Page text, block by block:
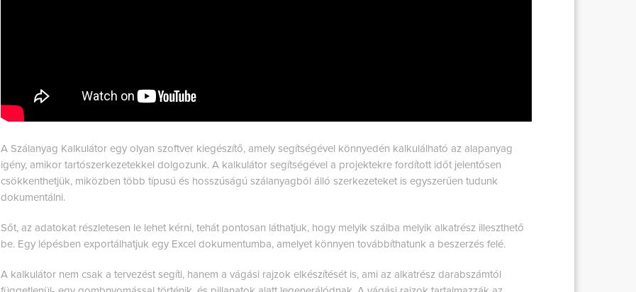
A Szálanyag Kalkulátor egy olyan szoftver kiegészítő, amely segítségével könnyedén kalkulálható az alapanyag
igény, amikor tartószerkezetekkel dolgozunk. A kalkulátor segítségével a projektekre fordított időt jelentősen
csökkenthetjük, miközben több típusú és hosszúságú szálanyagból álló szerkezeteket is egyszerűen tudunk
dokumentálni.
Sőt, az adatokat részletesen le lehet kérni, tehát pontosan láthatjuk, hogy melyik szálba melyik alkatrész illeszthető
be. Egy lépésben exportálhatjuk egy Excel dokumentumba, amelyet könnyen továbbíthatunk a beszerzés felé.
A kalkulátor nem csak a tervezést segíti, hanem a vágási rajzok elkészítését is, ami az alkatrész darabszámtól